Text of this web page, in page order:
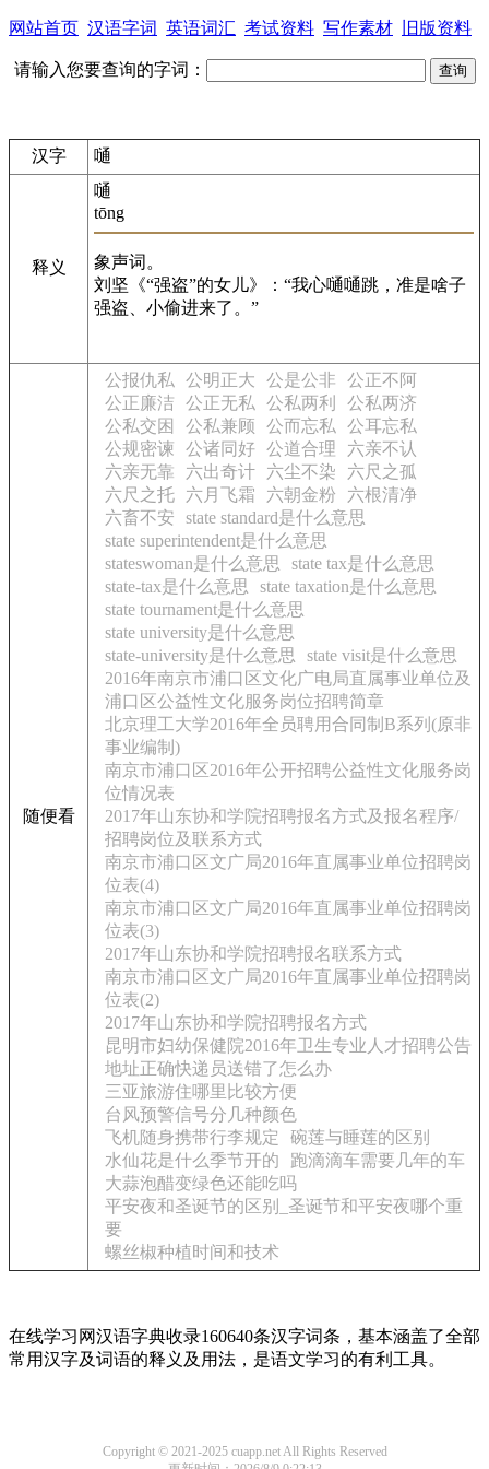
网站首页 汉语字词 英语词汇 考试资料 写作素材 旧版资料
请输入您要查询的字词：
汉字 嗵
释义
嗵
tōng
象声词。
刘坚《“强盗”的女儿》：“我心嗵嗵跳，准是啥子
强盗、小偷进来了。”
随便看
公报仇私 公明正大 公是公非
公正不阿
公正廉洁
公正无私 公私两利
公私两济
公私交困
公私兼顾 公而忘私
公耳忘私
公规密谏
公诸同好 公道合理
六亲不认
六亲无靠
六出奇计 六尘不染
六尺之孤
六尺之托
六月飞霜 六朝金粉
六根清净
六畜不安
state standard是什么意思
state superintendent是什么意思
stateswoman是什么意思
state tax是什么意思
state-tax是什么意思
state taxation是什么意思
state tournament是什么意思
state university是什么意思
state-university是什么意思
state visit是什么意思
2016年南京市浦口区文化广电局直属事业单位及
浦口区公益性文化服务岗位招聘简章
北京理工大学2016年全员聘用合同制B系列(原非
事业编制)
南京市浦口区2016年公开招聘公益性文化服务岗
位情况表
2017年山东协和学院招聘报名方式及报名程序/
招聘岗位及联系方式
南京市浦口区文广局2016年直属事业单位招聘岗
位表(4)
南京市浦口区文广局2016年直属事业单位招聘岗
位表(3)
2017年山东协和学院招聘报名联系方式
南京市浦口区文广局2016年直属事业单位招聘岗
位表(2)
2017年山东协和学院招聘报名方式
昆明市妇幼保健院2016年卫生专业人才招聘公告
地址正确快递员送错了怎么办
三亚旅游住哪里比较方便
台风预警信号分几种颜色
飞机随身携带行李规定
碗莲与睡莲的区别
水仙花是什么季节开的
跑滴滴车需要几年的车
大蒜泡醋变绿色还能吃吗
平安夜和圣诞节的区别_圣诞节和平安夜哪个重
要
螺丝椒种植时间和技术
在线学习网汉语字典收录160640条汉字词条，基本涵盖了全部
常用汉字及词语的释义及用法，是语文学习的有利工具。
Copyright © 2021-2025 cuapp.net All Rights Reserved